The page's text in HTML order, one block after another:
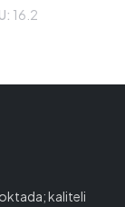
16.2
kaliteli